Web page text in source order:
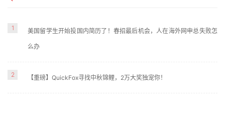
1 美国留学生开始投国内简历了！春招最后机会，人在海外网申总失败怎
么办
2 【重磅】QuickFox寻找中秋锦鲤，2万大奖独宠你！